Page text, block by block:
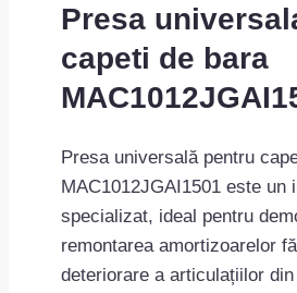
Presa
capeti de bara
Presa universală pentru
MAC1012JGAI1501 este un
specializat, ideal pentru
remontarea amortizoarelor
deteriorare a articulațiilor